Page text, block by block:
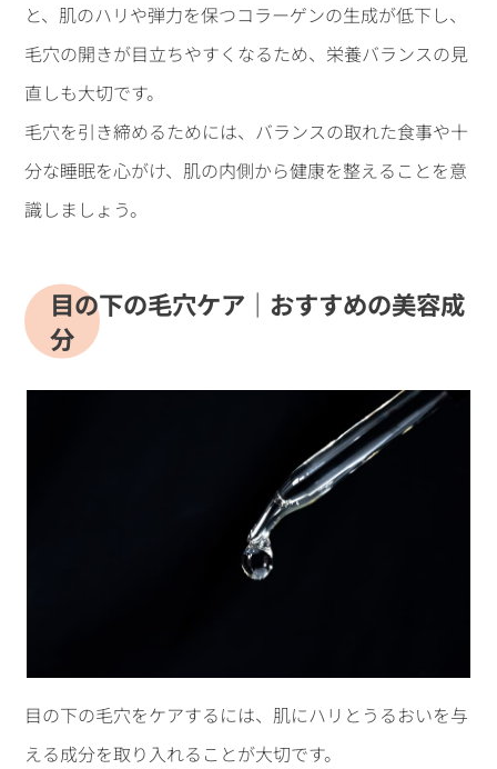
と、肌のハリや弾力を保つコラーゲンの生成が低下し、
毛穴の開きが目立ちやすくなるため、栄養バランスの見
直しも大切です。
毛穴を引き締めるためには、バランスの取れた食事や十
分な睡眠を心がけ、肌の内側から健康を整えることを意
識しましょう。
目の下の毛穴ケア｜おすすめの美容成
分
目の下の毛穴をケアするには、肌にハリとうるおいを与
える成分を取り入れることが大切です。